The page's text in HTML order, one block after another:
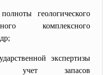
полнотыгеологического
комплексного
экспертизы
учет запасов